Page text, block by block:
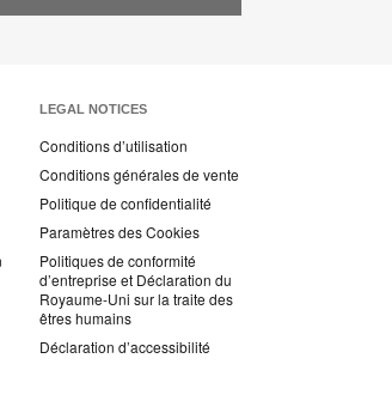
LEGAL NOTICES
Conditions d’utilisation
Conditions générales de vente
Politique de confidentialité
Paramètres des Cookies
Politiques de conformité
d’entreprise et Déclaration du
Royaume-Uni sur la traite des
êtres humains
Déclaration d’accessibilité